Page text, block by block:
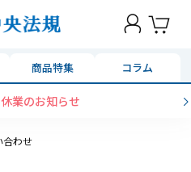
商品特集 コラム
休業のお知らせ
合わせ